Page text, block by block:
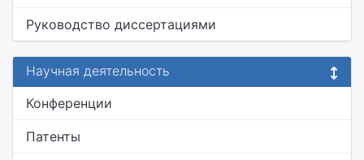
Руководство диссертациями
Научная деятельность
Конференции
Патенты